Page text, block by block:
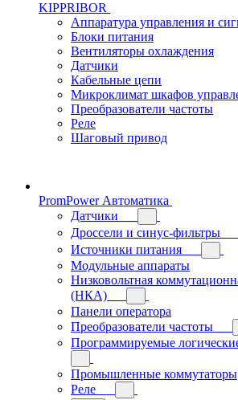
KIPPRIBOR
Аппаратура управления и
Блоки питания
Вентиляторы охлаждения
Датчики
Кабельные цепи
Микроклимат шкафов
Преобразователи частоты
Реле
Шаговый привод
PromPower Автоматика
Датчики
Дроссели и синус-фильтры
Источники питания
Модульные аппараты
Низковольтная
(НКА)
Панели оператора
Преобразователи частоты
Программируемые
Промышленные коммутаторы
Реле